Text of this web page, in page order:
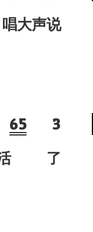
声说
65 3
活 了